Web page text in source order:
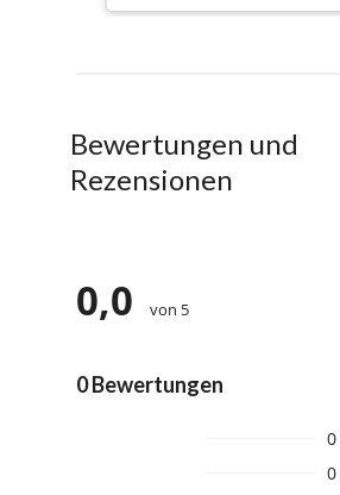
Bewertungen und
Rezensionen
0,0 von 5
0 Bewertungen
0
0